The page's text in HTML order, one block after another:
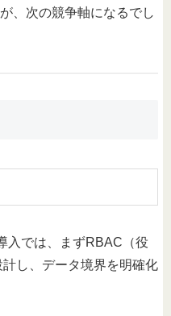
、次の競争軸になるでし
入では、まずRBAC（役
し、データ境界を明確化